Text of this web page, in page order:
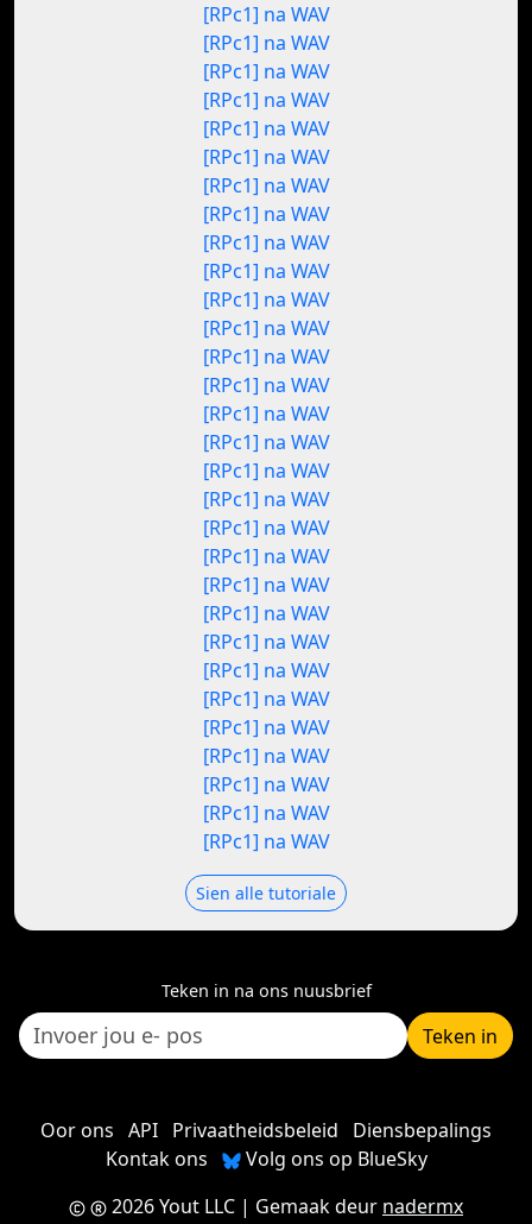
[RPc1] na WAV
[RPc1] na WAV
[RPc1] na WAV
[RPc1] na WAV
[RPc1] na WAV
[RPc1] na WAV
[RPc1] na WAV
[RPc1] na WAV
[RPc1] na WAV
[RPc1] na WAV
[RPc1] na WAV
[RPc1] na WAV
[RPc1] na WAV
[RPc1] na WAV
[RPc1] na WAV
[RPc1] na WAV
[RPc1] na WAV
[RPc1] na WAV
[RPc1] na WAV
[RPc1] na WAV
[RPc1] na WAV
[RPc1] na WAV
[RPc1] na WAV
[RPc1] na WAV
[RPc1] na WAV
[RPc1] na WAV
[RPc1] na WAV
[RPc1] na WAV
[RPc1] na WAV
[RPc1] na WAV
Sien alle tutoriale
Teken in na ons nuusbrief
Teken in
Oor ons API Privaatheidsbeleid
Diensbepalings
Kontak ons
Volg ons op BlueSky
2026 Yout LLC | Gemaak deur nadermx